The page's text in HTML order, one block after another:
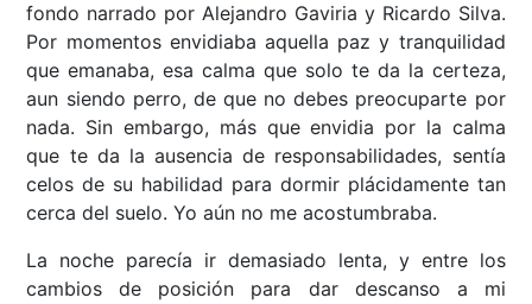
fondo narrado por Alejandro Gaviria y Ricardo Silva.
Por momentos envidiaba aquella paz y tranquilidad
que emanaba, esa calma que solo te da la certeza,
aun siendo perro, de que no debes preocuparte por
nada. Sin embargo, más que envidia por la calma
que te da la ausencia de responsabilidades, sentía
celos de su habilidad para dormir plácidamente tan
cerca del suelo. Yo aún no me acostumbraba.
La noche parecía ir demasiado lenta, y entre los
cambios de posición para dar descanso a mi